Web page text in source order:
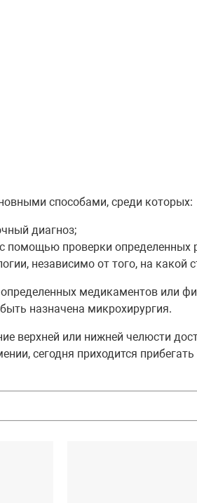
способами, среди которых:
диагноз;
помощью проверки определенных
независимо от того, на какой
медикаментов или
назначена микрохирургия.
верхней или нижней челюсти
сегодня приходится